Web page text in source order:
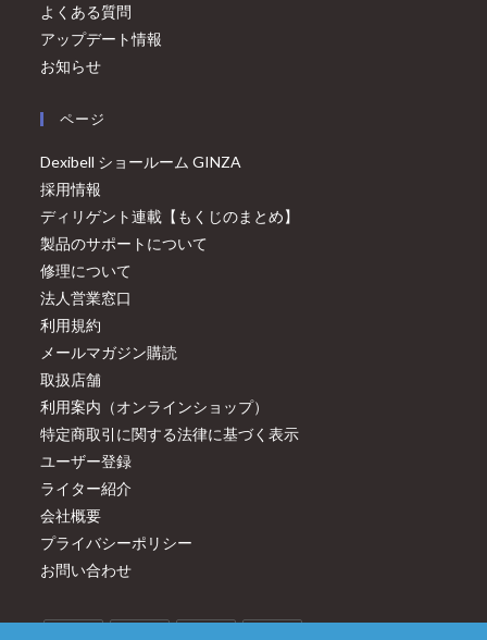
よくある質問
アップデート情報
お知らせ
ページ
Dexibell ショールーム GINZA
採用情報
ディリゲント連載【もくじのまとめ】
製品のサポートについて
修理について
法人営業窓口
利用規約
メールマガジン購読
取扱店舗
利用案内（オンラインショップ）
特定商取引に関する法律に基づく表示
ユーザー登録
ライター紹介
会社概要
プライバシーポリシー
お問い合わせ